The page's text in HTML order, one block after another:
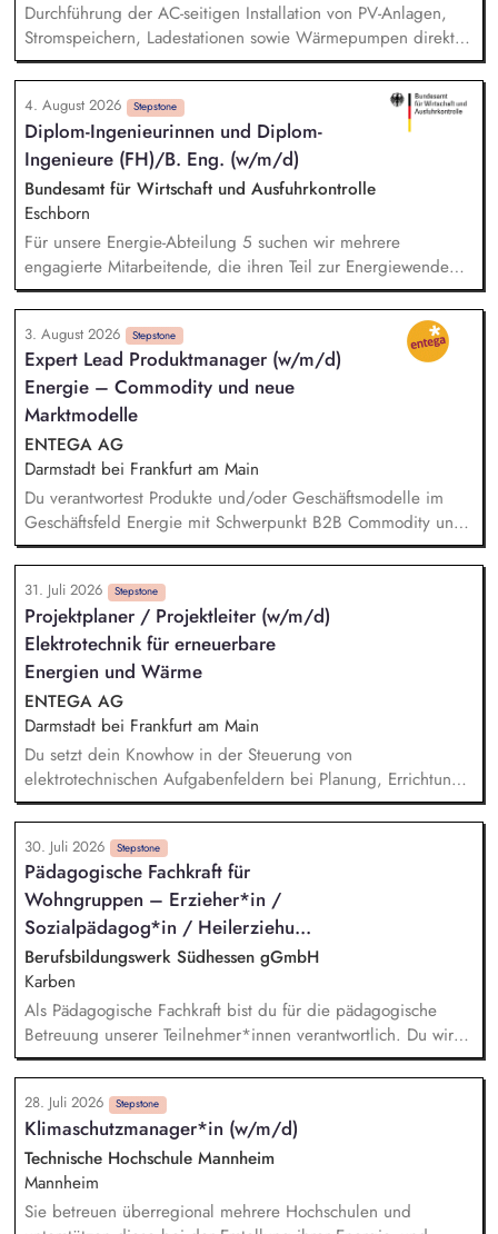
Durchführung der AC-seitigen Installation von PV-Anlagen,
Stromspeichern, Ladestationen sowie Wärmepumpen direkt
beim Kunden vor Ort. Sicherstellung der fachgerechten
Inbetriebnahme der Anlagen und aller dazugehörigen
Komponenten. Verantwortung für das Ausfüllen und
Einreichen relevanter Messprotokolle sowie
Abnahmedokumente in Abstimmung mit dem Kunden.
Fehlerbehebung, Wartung und Instandsetzung bereits
installierter Systeme, um einen reibungslosen Betrieb
sicherzustellen.
4. August 2026 Stepstone
Diplom-Ingenieurinnen und Diplom-
Ingenieure (FH)/​B. Eng. (w/m/d)
Bundesamt für Wirtschaft und Ausfuhrkontrolle
Eschborn
Für unsere Energie-Abteilung 5 suchen wir mehrere
engagierte Mitarbeitende, die ihren Teil zur Energiewende
beitragen möchten und Spaß an den Themen Wärmenetze
und Energieberatung sowie den damit einhergehenden
Technologien mitbringen. Ihre Tätigkeit umfasst vor allem die
technische Sachbearbeitung entweder in der
Bundesförderung für Effiziente Wärmenetze oder einen
Einsatz im Bereich Energieberatung Wohngebäude und
Nichtwohngebäude. Sie werden in Ihren Teams technische
und verwaltungsrechtliche Fragestellungen lösen, komplexe
technische Sachverhalte mit Fachleuten und Laien
besprechen, die Korrespondenz mit Antragstellern und
Energieberatern übernehmen und den Ausbau von
Wärmenetzen in Deutschland voranbringen.
3. August 2026 Stepstone
Expert Lead Produktmanager (w/m/d)
Energie – Commodity und neue
Marktmodelle
ENTEGA AG
Darmstadt bei Frankfurt am Main
Du verantwortest Produkte und/oder Geschäftsmodelle im
Geschäftsfeld Energie mit Schwerpunkt B2B Commodity und
neue Marktmodelle und entwickelst sie von der
Marktanforderung bis zur Einführung und Skalierung weiter.
Du steuerst den wirtschaftlichen und marktseitigen Erfolg
deiner Strom- und Erdgasprodukte anhand relevanter
Kennzahlen wie Umsatz, Ergebnisbeitrag und
Kundenakzeptanz und leitest daraus Maßnahmen ab. Du
analysierst Markt-, Kunden- und Technologietrends –
beispielsweise rund um Energy Sharing, PPAs, Flexibilitäten
oder neue Vermarktungsmodelle - sowie regulatorische und
energiewirtschaftliche Entwicklungen und übersetzt sie in
Produktstrategien, Business Cases und Roadmaps.
31. Juli 2026 Stepstone
Projektplaner / Projektleiter (w/m/d)
Elektrotechnik für erneuerbare
Energien und Wärme
ENTEGA AG
Darmstadt bei Frankfurt am Main
Du setzt dein Knowhow in der Steuerung von
elektrotechnischen Aufgabenfeldern bei Planung, Errichtung
und Betrieb (Wind und PEE-Wärme) sowie der elektrischen
Anbindung ein. Bei der wirtschaftlichen Bewertung von
Projekten im Rahmen der Projektentwicklung setzen wir auf
deine Unterstützung. Die Beurteilung der von den
Anlagenlieferanten angebotenen elektrischen
Anlagenkonstellationen und Entwicklungen der Konzeption
zur elektrischen Netzanbindung wird von dir begleitet. Du
übernimmst die Steuerung der Ausschreibungen sowie die
Verhandlungen der Netzanbindungen.
30. Juli 2026 Stepstone
Pädagogische Fachkraft für
Wohngruppen – Erzieher*in /
Sozialpädagog*in / Heilerziehu...
Berufsbildungswerk Südhessen gGmbH
Karben
Als Pädagogische Fachkraft bist du für die pädagogische
Betreuung unserer Teilnehmer*innen verantwortlich. Du wirkst
mit an einer individuellen Förderplanung in Kooperation mit
Ausbilder*innen, Sozialpädagog*innen, Psycholog*innen,
Lehrer*innen sowie den Teilnehmer*innen. Auch die
Durchführung individueller Fördermaßnahmen im
lebenspraktischen Bereich und der allgemeinen
Persönlichkeitsentwicklung gehört zu deinen Aufgaben.
Darüber hinaus berätst und unterstützt du die
28. Juli 2026 Stepstone
Klimaschutzmanager*in (w/m/d)
Technische Hochschule Mannheim
Mannheim
Sie betreuen überregional mehrere Hochschulen und